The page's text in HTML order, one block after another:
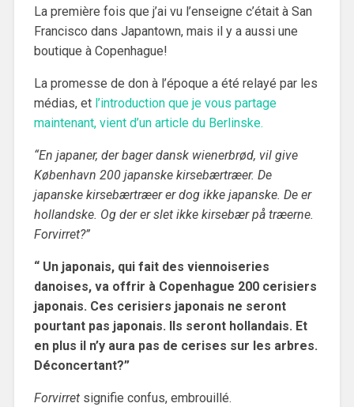
La première fois que j’ai vu l’enseigne c’était à San
Francisco dans Japantown, mais il y a aussi une
boutique à Copenhague!
La promesse de don à l’époque a été relayé par les
médias, etl’introduction que je vous partage
maintenant, vient d’un article du Berlinske.
“En japaner, der bager dansk wienerbrød, vil give
København 200 japanske kirsebærtræer. De
japanske kirsebærtræer er dog ikke japanske. De er
hollandske. Og der er slet ikke kirsebær på træerne.
Forvirret?”
“ Un japonais, qui fait des viennoiseries
danoises, va offrir à Copenhague 200 cerisiers
japonais. Ces cerisiers japonais ne seront
pourtant pas japonais. Ils seront hollandais. Et
en plus il n’y aura pas de cerises sur les arbres.
Déconcertant?”
Forvirretsignifie confus, embrouillé.